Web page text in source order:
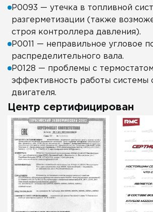
Р0093 — утечка в топливной
разгерметизации (также
строя контроллера давления).
Р0011 — неправильное угловое
распределительного вала.
Р0128 — проблемы с
эффективность работы системы
двигателя.
Центр сертифицирован